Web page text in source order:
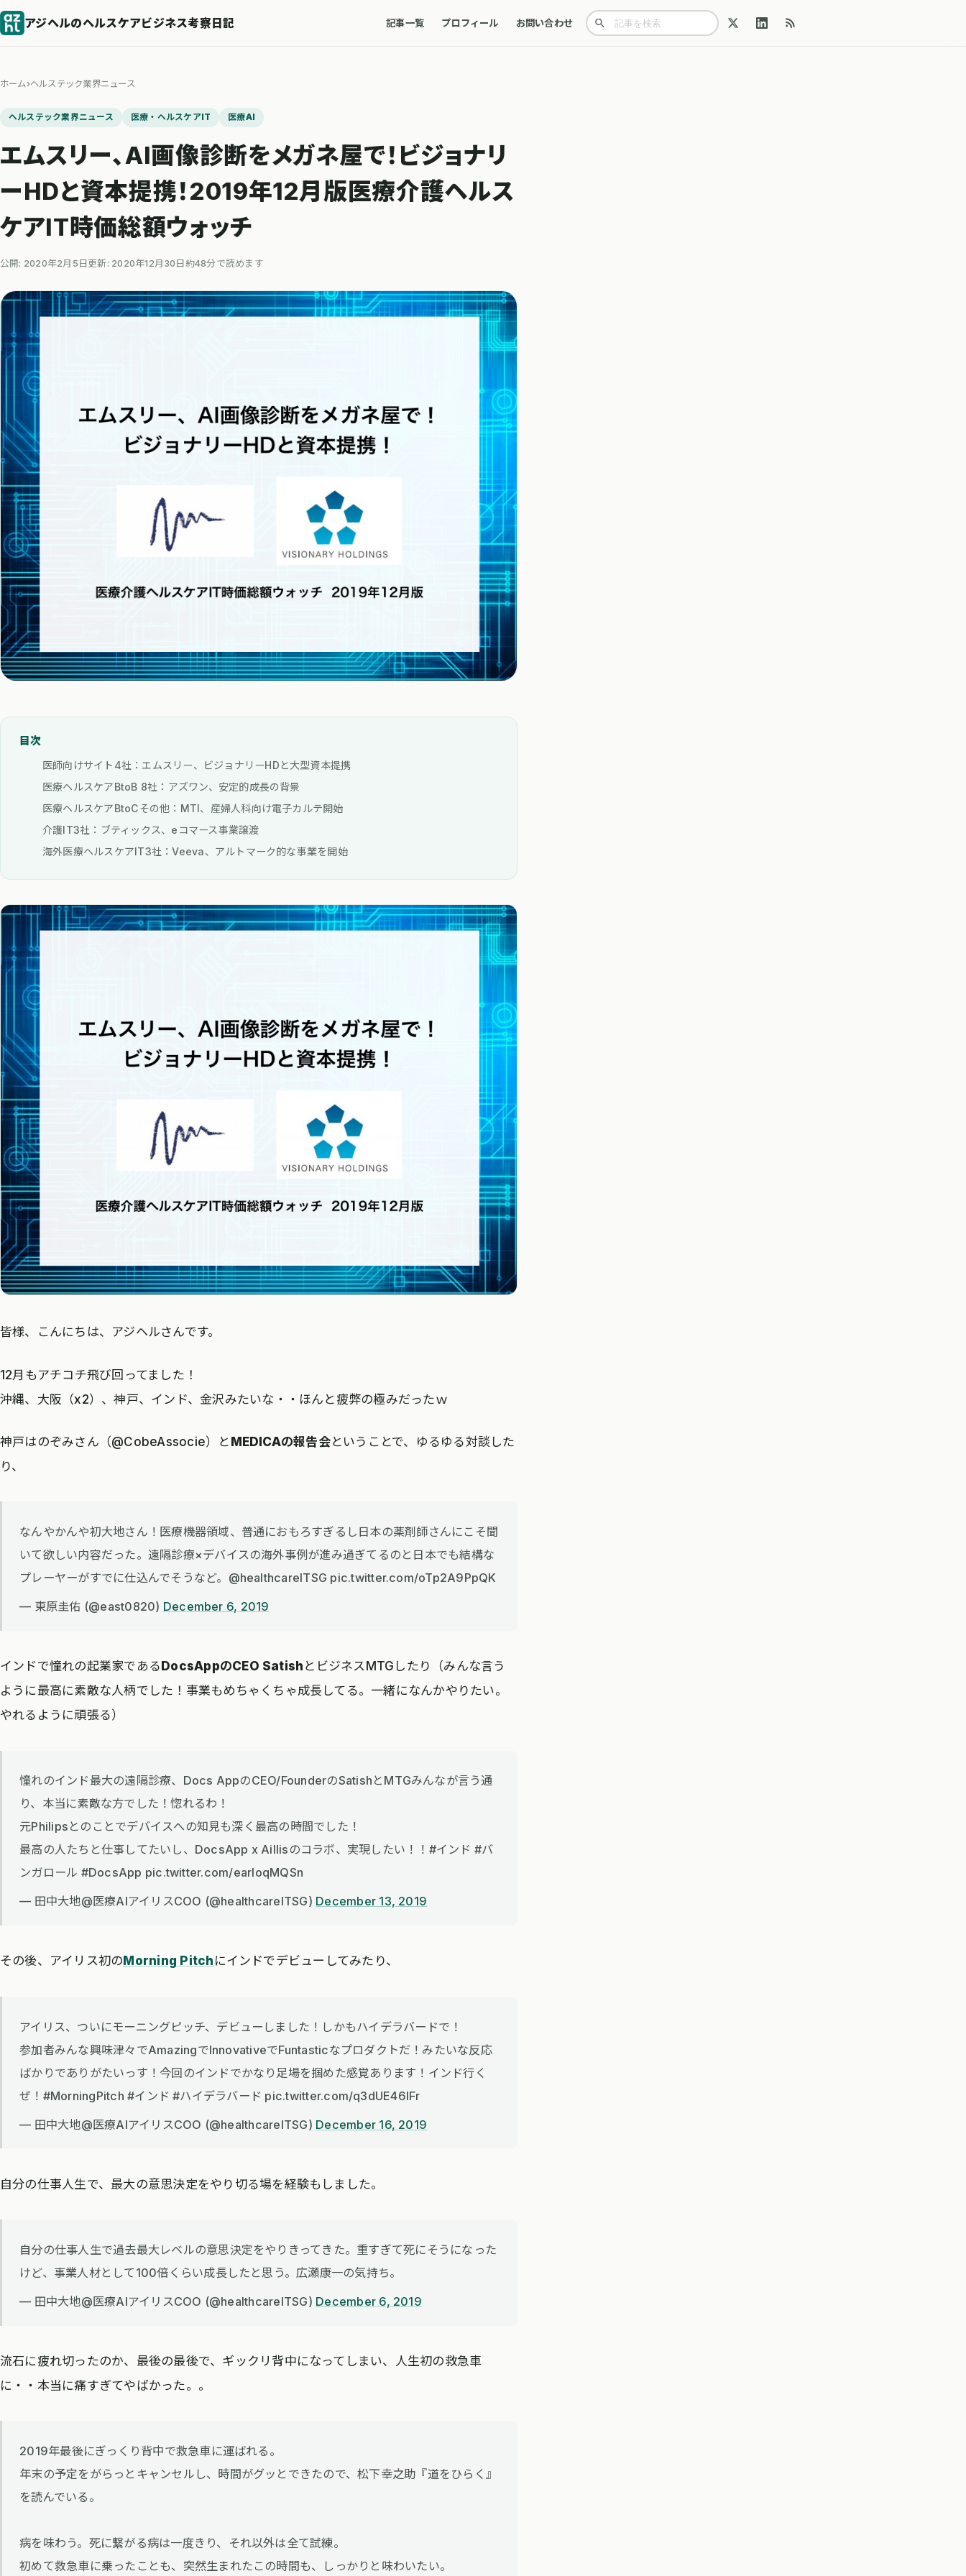
アジヘルのヘルスケアビジネス考察日記 記事一覧 プロフィール お問い合わせ
ホーム›ヘルステック業界ニュース
ヘルステック業界ニュース 医療・ヘルスケアIT 医療AI
エムスリー、AI画像診断をメガネ屋で！ビジョナリ
ーHDと資本提携！2019年12月版医療介護ヘルス
ケアIT時価総額ウォッチ
公開: 2020年2月5日 更新: 2020年12月30日 約48分で読めます
目次
医師向けサイト4社：エムスリー、ビジョナリーHDと大型資本提携
医療ヘルスケアBtoB 8社：アズワン、安定的成長の背景
医療ヘルスケアBtoCその他：MTI、産婦人科向け電子カルテ開始
介護IT3社：ブティックス、eコマース事業譲渡
海外医療ヘルスケアIT3社：Veeva、アルトマーク的な事業を開始
皆様、こんにちは、アジヘルさんです。
12月もアチコチ飛び回ってました！
沖縄、大阪（x2）、神戸、インド、金沢みたいな・・ほんと疲弊の極みだったｗ
神戸はのぞみさん（@CobeAssocie）と MEDICAの報告会ということで、ゆるゆる対談した
り、
なんやかんや初大地さん！医療機器領域、普通におもろすぎるし日本の薬剤師さんにこそ聞
いて欲しい内容だった。遠隔診療×デバイスの海外事例が進み過ぎてるのと日本でも結構な
プレーヤーがすでに仕込んでそうなど。@healthcareITSG pic.twitter.com/oTp2A9PpQK
— 東原圭佑 (@east0820) December 6, 2019
インドで憧れの起業家である DocsAppのCEO Satish とビジネスMTGしたり（みんな言う
ように最高に素敵な人柄でした！事業もめちゃくちゃ成長してる。一緒になんかやりたい。
やれるように頑張る）
憧れのインド最大の遠隔診療、Docs AppのCEO/FounderのSatishとMTGみんなが言う通
り、本当に素敵な方でした！惚れるわ！
元Philipsとのことでデバイスへの知見も深く最高の時間でした！
最高の人たちと仕事してたいし、DocsApp x Aillisのコラボ、実現したい！！#インド #バ
ンガロール #DocsApp pic.twitter.com/earIoqMQSn
— 田中大地@医療AIアイリスCOO (@healthcareITSG) December 13, 2019
その後、アイリス初の Morning Pitch にインドでデビューしてみたり、
アイリス、ついにモーニングピッチ、デビューしました！しかもハイデラバードで！
参加者みんな興味津々でAmazingでInnovativeでFuntasticなプロダクトだ！みたいな反応
ばかりでありがたいっす！今回のインドでかなり足場を掴めた感覚あります！インド行く
ぜ！#MorningPitch #インド #ハイデラバード pic.twitter.com/q3dUE46lFr
— 田中大地@医療AIアイリスCOO (@healthcareITSG) December 16, 2019
自分の仕事人生で、最大の意思決定をやり切る場を経験もしました。
自分の仕事人生で過去最大レベルの意思決定をやりきってきた。重すぎて死にそうになった
けど、事業人材として100倍くらい成長したと思う。広瀬康一の気持ち。
— 田中大地@医療AIアイリスCOO (@healthcareITSG) December 6, 2019
流石に疲れ切ったのか、最後の最後で、ギックリ背中になってしまい、人生初の救急車
に・・本当に痛すぎてやばかった。。
2019年最後にぎっくり背中で救急車に運ばれる。
年末の予定をがらっとキャンセルし、時間がグッとできたので、松下幸之助『道をひらく』
を読んでいる。
病を味わう。死に繋がる病は一度きり、それ以外は全て試練。
初めて救急車に乗ったことも、突然生まれたこの時間も、しっかりと味わいたい。